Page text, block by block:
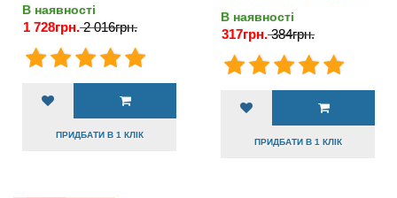
В наявності
1 728грн. 2 016грн.
ПРИДБАТИ В 1 КЛІК
В наявності
317грн. 384грн.
ПРИДБАТИ В 1 КЛІК